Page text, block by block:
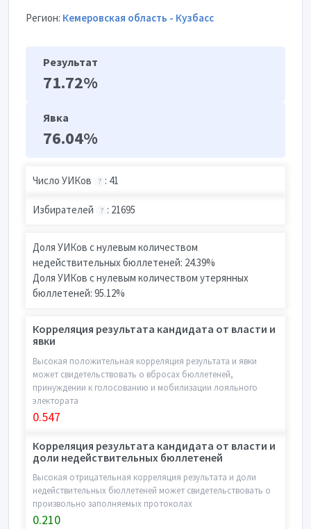
Регион: Кемеровская область - Кузбасс
Результат
71.72%
Явка
76.04%
Число УИКов ? : 41
Избирателей ? : 21695
Доля УИКов с нулевым количеством
недействительных бюллетеней: 24.39%
Доля УИКов с нулевым количеством утерянных
бюллетеней: 95.12%
Корреляция результата кандидата от власти и
явки
Высокая положительная корреляция результата и явки
может свидетельствовать о вбросах бюллетеней,
принуждении к голосованию и мобилизации лояльного
электората
0.547
Корреляция результата кандидата от власти и
доли недействительных бюллетеней
Высокая отрицательная корреляция результата и доли
недействительных бюллетеней может свидетельствовать о
произвольно заполняемых протоколах
0.210